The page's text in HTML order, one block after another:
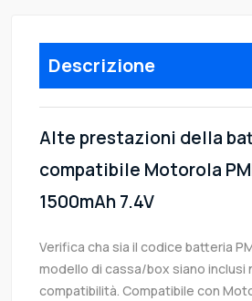
Descrizione
Alte prestazioni della
compatibile Motorola
1500mAh 7.4V
Verifica cha sia il codice batteria
modello di cassa/box siano inclusi
compatibilità. Compatibile con